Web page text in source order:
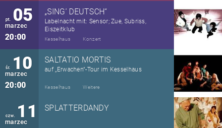
pt. 05
marzec
20:00
„SING’ DEUTSCH“
Labelnacht mit: Sensor; Zue, Subriss,
Eiszeitklub
Kesselhaus Konzert
śr. 10
marzec
20:00
SALTATIO MORTIS
auf „Erwachen“-Tour im Kesselhaus
Kesselhaus Weitere
czw. 11
marzec
SPLATTERDANDY